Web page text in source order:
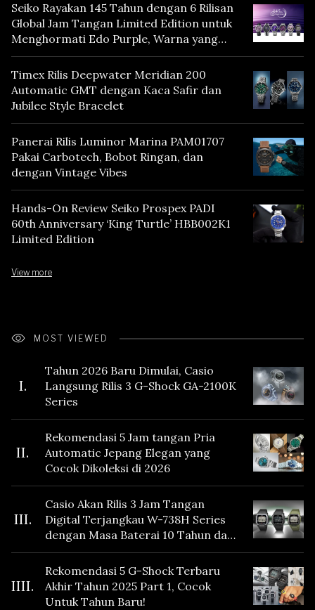
Seiko Rayakan 145 Tahun dengan 6 Rilisan
Global Jam Tangan Limited Edition untuk
Menghormati Edo Purple, Warna yang
Mencerminkan Warisan Tokyo
Timex Rilis Deepwater Meridian 200
Automatic GMT dengan Kaca Safir dan
Jubilee Style Bracelet
Panerai Rilis Luminor Marina PAM01707
Pakai Carbotech, Bobot Ringan, dan
dengan Vintage Vibes
Hands-On Review Seiko Prospex PADI
60th Anniversary ‘King Turtle’ HBB002K1
Limited Edition
View more
MOST VIEWED
I.
Tahun 2026 Baru Dimulai, Casio
Langsung Rilis 3 G-Shock GA-2100K
Series
II.
Rekomendasi 5 Jam tangan Pria
Automatic Jepang Elegan yang
Cocok Dikoleksi di 2026
III.
Casio Akan Rilis 3 Jam Tangan
Digital Terjangkau W-738H Series
dengan Masa Baterai 10 Tahun dan
Fitur Vibration
IIII.
Rekomendasi 5 G-Shock Terbaru
Akhir Tahun 2025 Part 1, Cocok
Untuk Tahun Baru!